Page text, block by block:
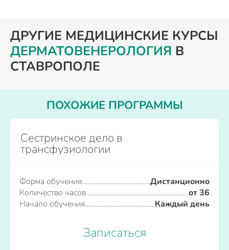
ДРУГИЕ МЕДИЦИНСКИЕ КУРСЫ
ДЕРМАТОВЕНЕРОЛОГИЯ В
СТАВРОПОЛЕ
ПОХОЖИЕ ПРОГРАММЫ
Сестринское дело в
трансфузиологии
Форма обучения
Дистанционно
Количество часов
от 36
Начало обучения
Каждый день
Записаться